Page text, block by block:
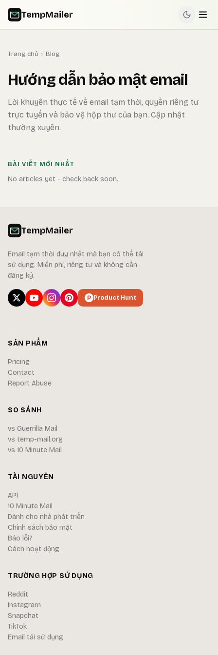
TempMailer
Trang chủ › Blog
Hướng dẫn bảo mật email
Lời khuyên thực tế về email tạm thời, quyền riêng tư
trực tuyến và bảo vệ hộp thư của bạn. Cập nhật
thường xuyên.
BÀI VIẾT MỚI NHẤT
No articles yet - check back soon.
TempMailer
Email tạm thời duy nhất mà bạn có thể tái
sử dụng. Miễn phí, riêng tư và không cần
đăng ký.
Product Hunt
SẢN PHẨM
Pricing
Contact
Report Abuse
SO SÁNH
vs Guerrilla Mail
vs temp-mail.org
vs 10 Minute Mail
TÀI NGUYÊN
API
10 Minute Mail
Dành cho nhà phát triển
Chính sách bảo mật
Báo lỗi?
Cách hoạt động
TRƯỜNG HỢP SỬ DỤNG
Reddit
Instagram
Snapchat
TikTok
Email tái sử dụng